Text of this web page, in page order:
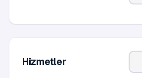
Hizmetler